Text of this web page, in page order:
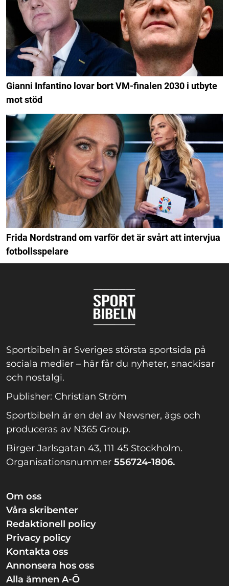
Gianni Infantino lovar bort VM-finalen 2030 i utbyte
mot stöd
Frida Nordstrand om varför det är svårt att intervjua
fotbollsspelare
Sportbibeln är Sveriges största sportsida på
sociala medier – här får du nyheter, snackisar
och nostalgi.
Publisher: Christian Ström
Sportbibeln är en del av Newsner, ägs och
produceras av N365 Group.
Birger Jarlsgatan 43, 111 45 Stockholm.
Organisationsnummer 556724-1806.
Om oss
Våra skribenter
Redaktionell policy
Privacy policy
Kontakta oss
Annonsera hos oss
Alla ämnen A-Ö